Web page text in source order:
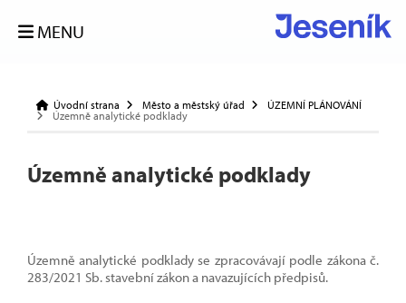
MENU
Úvodní strana Město a městský úřad
ÚZEMNÍ PLÁNOVÁNÍ
Územně analytické podklady
Územně analytické podklady
Územně analytické podklady se zpracovávají podle zákona č.
283/2021 Sb. stavební zákon a navazujících předpisů.